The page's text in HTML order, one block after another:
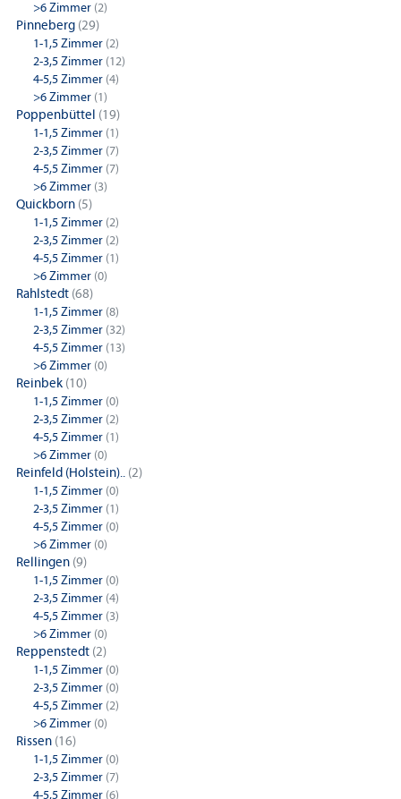
>6 Zimmer (2)
Pinneberg (29)
1-1,5 Zimmer (2)
2-3,5 Zimmer (12)
4-5,5 Zimmer (4)
>6 Zimmer (1)
Poppenbüttel (19)
1-1,5 Zimmer (1)
2-3,5 Zimmer (7)
4-5,5 Zimmer (7)
>6 Zimmer (3)
Quickborn (5)
1-1,5 Zimmer (2)
2-3,5 Zimmer (2)
4-5,5 Zimmer (1)
>6 Zimmer (0)
Rahlstedt (68)
1-1,5 Zimmer (8)
2-3,5 Zimmer (32)
4-5,5 Zimmer (13)
>6 Zimmer (0)
Reinbek (10)
1-1,5 Zimmer (0)
2-3,5 Zimmer (2)
4-5,5 Zimmer (1)
>6 Zimmer (0)
Reinfeld (Holstein).. (2)
1-1,5 Zimmer (0)
2-3,5 Zimmer (1)
4-5,5 Zimmer (0)
>6 Zimmer (0)
Rellingen (9)
1-1,5 Zimmer (0)
2-3,5 Zimmer (4)
4-5,5 Zimmer (3)
>6 Zimmer (0)
Reppenstedt (2)
1-1,5 Zimmer (0)
2-3,5 Zimmer (0)
4-5,5 Zimmer (2)
>6 Zimmer (0)
Rissen (16)
1-1,5 Zimmer (0)
2-3,5 Zimmer (7)
4-5,5 Zimmer (6)